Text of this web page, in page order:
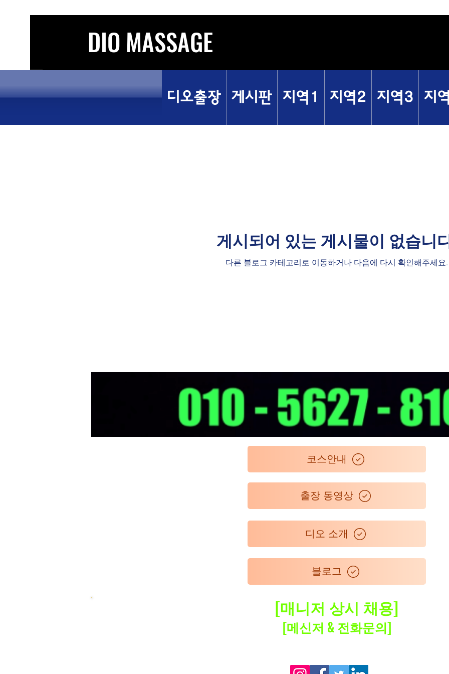
DIO MASSAGE
디오출장 게시판 지역1 지역2 지역3 지
게시되어 있는 게시물이 없습니
다른 블로그 카테고리로 이동하거나 다음에 다시 확인해주세요.
코스안내
출장 동영상
디오 소개
블로그
[매니저 상시 채용]
​[메신저 & 전화문의]